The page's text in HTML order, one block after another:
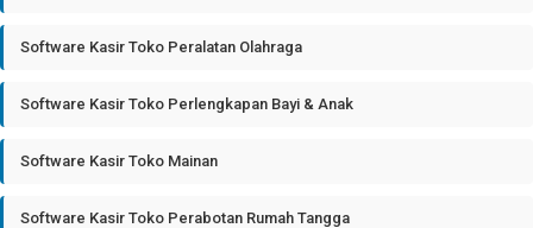
Software Kasir Toko Peralatan Olahraga
Software Kasir Toko Perlengkapan Bayi & Anak
Software Kasir Toko Mainan
Software Kasir Toko Perabotan Rumah Tangga